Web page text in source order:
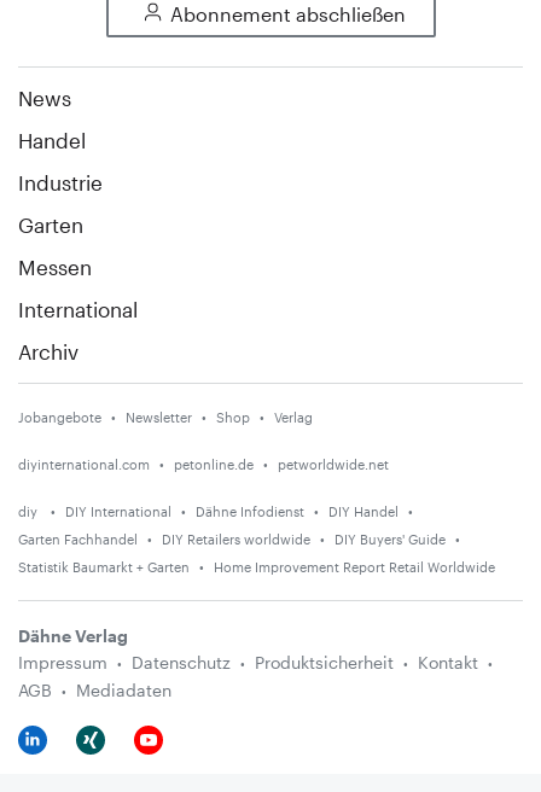
Abonnement abschließen
News
Handel
Industrie
Garten
Messen
International
Archiv
Jobangebote Newsletter Shop Verlag
diyinternational.com petonline.de petworldwide.net
diy DIY International Dähne Infodienst
DIY Handel
Garten Fachhandel
DIY Retailers worldwide
DIY Buyers' Guide
Statistik Baumarkt + Garten
Home Improvement Report Retail Worldwide
Dähne Verlag
Impressum
Datenschutz Produktsicherheit
Kontakt
AGB
Mediadaten